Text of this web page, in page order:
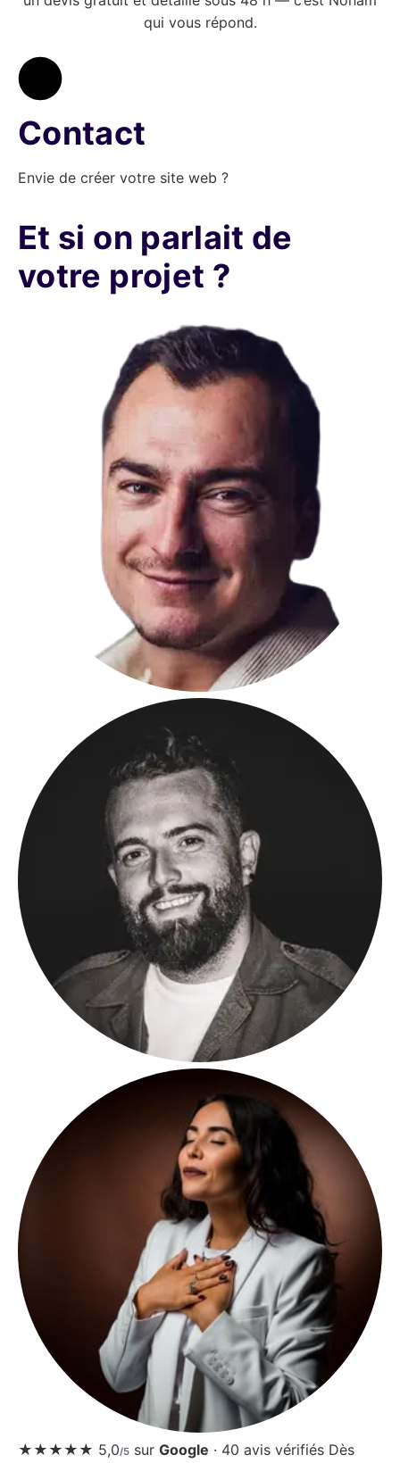
qui vous répond.
Contact
Envie de créer votre site web ?
Et si on parlait de
votre projet ?
★★★★★ 5,0/5 sur Google · 40 avis vérifiés Dès